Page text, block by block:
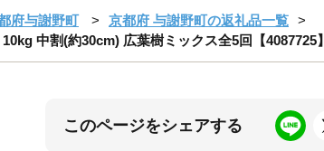
府与謝野町
京都府 与謝野町の返礼品一覧
中割(約30cm) 広葉樹ミックス全5回【4087725】
このページをシェアする